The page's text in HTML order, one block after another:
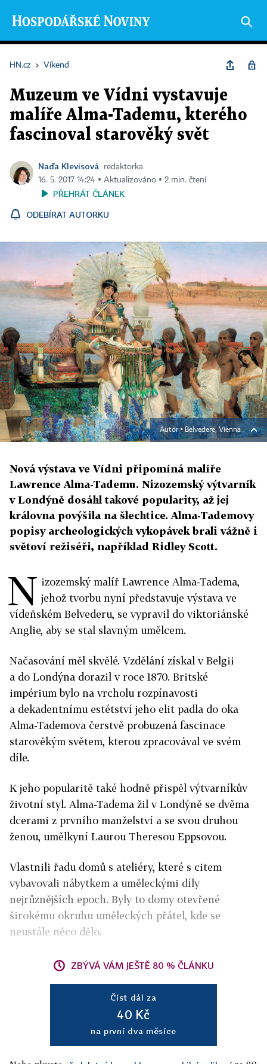
HN.cz › Víkend
Muzeum ve Vídni vystavuje
malíře Alma-Tademu, kterého
fascinoval starověký svět
Naďa Klevisová
redaktorka
16. 5. 2017 14:24 ▪ Aktualizováno ▪ 2 min. čtení
PŘEHRÁT ČLÁNEK
ODEBÍRAT AUTORKU
Autor ▪Belvedere, Vienna
Nová výstava ve Vídni připomíná malíře
Lawrence Alma-Tademu. Nizozemský výtvarník
v Londýně dosáhl takové popularity, až jej
královna povýšila na šlechtice. Alma-Tademovy
popisy archeologických vykopávek brali vážně i
světoví režiséři, například Ridley Scott.
N izozemský malíř Lawrence Alma­-Tadema,
jehož tvorbu nyní představuje výstava ve
vídeňském Belvederu, se vypravil do viktoriánské
Anglie, aby se stal slavným umělcem.
Načasování měl skvělé. Vzdělání získal v Belgii
a do Londýna dorazil v roce 1870. Britské
impérium bylo na vrcholu rozpínavosti
a dekadentnímu estétství jeho elit padla do oka
Alma­-Tademova čerstvě probuzená fascinace
starověkým světem, kterou zpracovával ve svém
díle.
K jeho popularitě také hodně přispěl výtvarníkův
životní styl. Alma­-Tadema žil v Londýně se dvěma
dcerami z prvního manželství a se svou druhou
ženou, umělkyní Laurou Theresou Eppsovou.
Vlastnili řadu domů s ateliéry, které s citem
vybavovali nábytkem a uměleckými díly
nejrůznějších epoch. Byly to domy otevřené
širokému okruhu uměleckých přátel, kde se
neustále něco dělo.
ZBÝVÁ VÁM JEŠTĚ 80 % ČLÁNKU
Číst dál za
40 Kč
na první dva měsíce